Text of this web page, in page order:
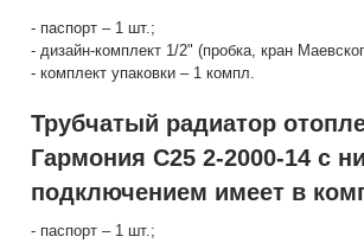
- паспорт – 1 шт.;
- дизайн-комплект 1/2" (пробка, кран
- комплект упаковки – 1 компл.
Трубчатый радиатор
Гармония С25 2-2000-14 с
подключением имеет в
- паспорт – 1 шт.;